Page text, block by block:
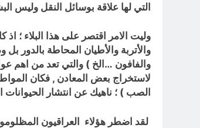
التي لها علاقة بوسائل النقل وليس
وليت الامر اقتصر على هذا البلاء ؛
والأتربة والأطيان المحاطة بالدور بل
والفافون …الخ ) والتي تعد من اهم
لاستخراج بعض المعادن , فكان
الصب ) ؛ ناهيك عن انتشار الحيوانات
لقد اضطر هؤلاء العراقيون